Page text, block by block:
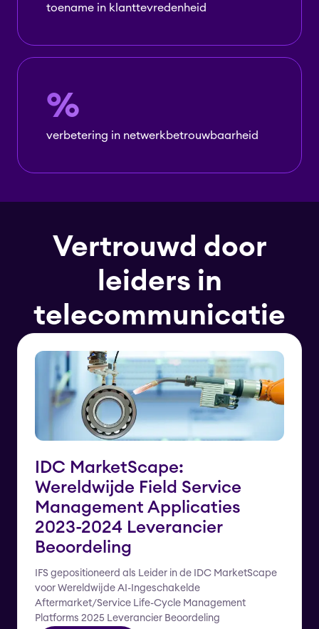
toename in klanttevredenheid
%
verbetering in netwerkbetrouwbaarheid
Vertrouwd door
leiders in
telecommunicatie
IDC MarketScape:
Wereldwijde Field Service
Management Applicaties
2023-2024 Leverancier
Beoordeling
IFS gepositioneerd als Leider in de IDC MarketScape
voor Wereldwijde AI-Ingeschakelde
Aftermarket/Service Life-Cycle Management
Platforms 2025 Leverancier Beoordeling